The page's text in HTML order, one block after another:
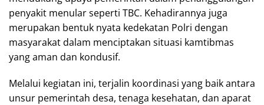
penyakit menular seperti TBC. Kehadirannya juga
merupakan bentuk nyata kedekatan Polri dengan
masyarakat dalam menciptakan situasi kamtibmas
yang aman dan kondusif.
Melalui kegiatan ini, terjalin koordinasi yang baik antara
unsur pemerintah desa, tenaga kesehatan, dan aparat